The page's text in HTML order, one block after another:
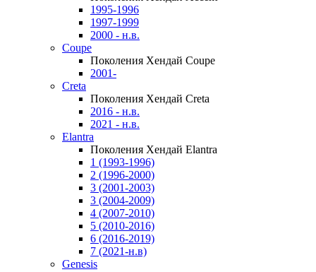
1995-1996
1997-1999
2000 - н.в.
Coupe
Поколения Хендай Coupe
2001-
Creta
Поколения Хендай Creta
2016 - н.в.
2021 - н.в.
Elantra
Поколения Хендай Elantra
1 (1993-1996)
2 (1996-2000)
3 (2001-2003)
3 (2004-2009)
4 (2007-2010)
5 (2010-2016)
6 (2016-2019)
7 (2021-н.в)
Genesis